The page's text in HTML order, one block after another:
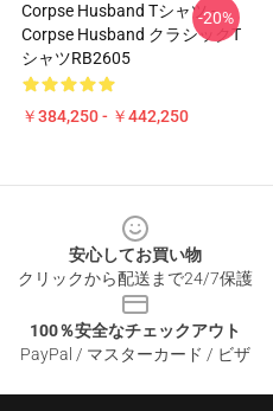
Corpse Husband Tシャツ -
Corpse Husband クラシックT
シャツRB2605
￥384,250 - ￥442,250
-20%
安心してお買い物
クリックから配送まで24/7保護
100％安全なチェックアウト
PayPal / マスターカード / ビザ